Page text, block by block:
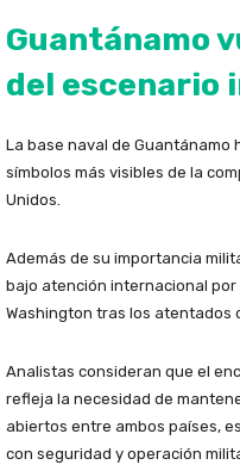
Guantánamo
del escenario
La base naval de Guantánamo
símbolos más visibles de la
Unidos.
Además de su importancia
bajo atención internacional
Washington tras los atentados
Analistas consideran que el
refleja la necesidad de
abiertos entre ambos países,
con seguridad y operación